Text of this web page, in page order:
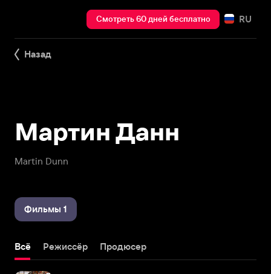
Смотреть 60 дней бесплатно RU
Назад
Martin Dunn
Мартин Данн
Фильмы 1
Всё Режиссёр Продюсер